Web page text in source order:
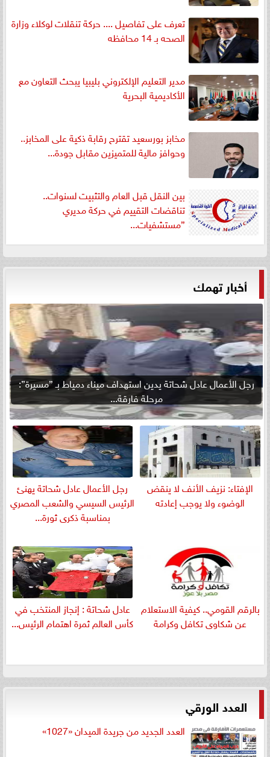
تعرف على تفاصيل .... حركة تنقلات لوكلاء وزارة
الصحه بـ 14 محافظه
مدير التعليم الإلكتروني بليبيا يبحث التعاون مع
الأكاديمية البحرية
مخابز بورسعيد تقترح رقابة ذكية على المخابز..
وحوافز مالية للمتميزين مقابل جودة...
بين النقل قبل العام والتثبيت لسنوات..
تناقضات التقييم في حركة مديري
”مستشفيات...
أخبار تهمك
رجل الأعمال عادل شحاتة يدين استهداف ميناء دمياط بـ ”مسيرة”:
مرحلة فارقة...
الإفتاء: نزيف الأنف لا ينقض
الوضوء ولا يوجب إعادته
رجل الأعمال عادل شحاتة يهنئ
الرئيس السيسي والشعب المصري
بمناسبة ذكرى ثورة...
بالرقم القومي.. كيفية الاستعلام
عن شكاوى تكافل وكرامة
عادل شحاتة : إنجاز المنتخب في
كأس العالم ثمرة اهتمام الرئيس...
العدد الورقي
العدد الجديد من جريدة الميدان «1027»